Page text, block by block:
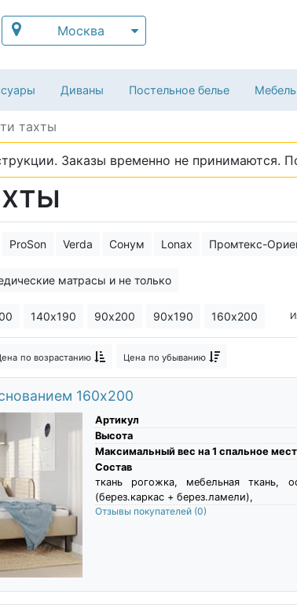
Москва
Диваны Постельное белье Мебель
тахты
Заказы временно не принимаются.
ProSon Verda Сонум Lonax Промтекс-
матрасы и не только
140х190 90х200 90х190 160х200
по возрастанию Цена по убыванию
160х200
Артикул
Высота
Максимальный вес на 1 спальное
Состав
ткань рогожка, мебельная ткань,
(берез.каркас + берез.ламели),
Отзывы покупателей (0)